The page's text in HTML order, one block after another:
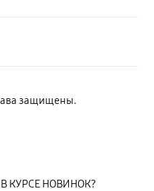
защищены.
КУРСЕ НОВИНОК?